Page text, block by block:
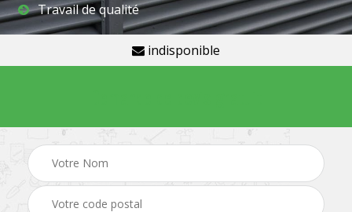
Travail de qualité
indisponible